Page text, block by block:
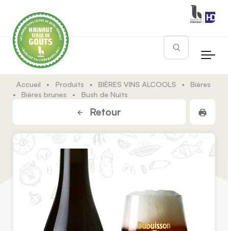
Rechercher
Accueil • Produits • BIÈRES VINS ALCOOLS •
Bières
•
Bières brunes • Bush de Nuits
Retour